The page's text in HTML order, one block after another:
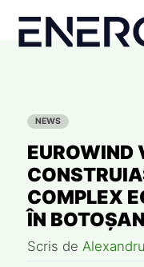
content
NEWS
EUROWIND
COMPLEX
ÎN
Scris de